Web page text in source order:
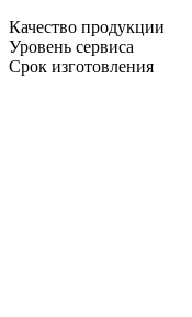
Качество продукции
Уровень сервиса
Срок изготовления